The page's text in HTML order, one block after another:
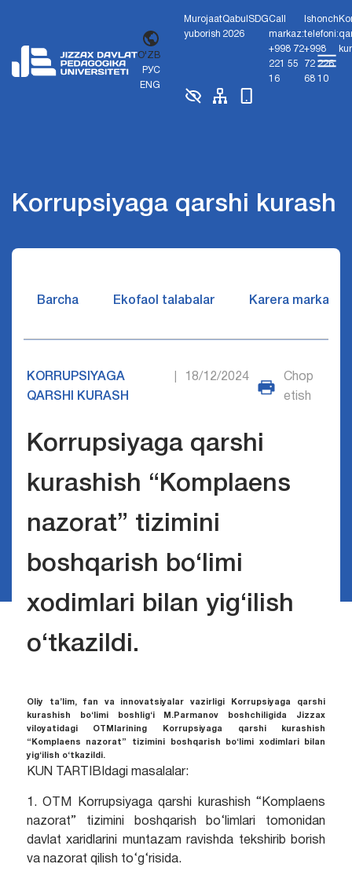
O'ZB
РУС
ENG
Murojaat
yuborish
Qabul
2026
SDGCall
markaz:
+998 72
221 55
16
Ishonch
telefoni:
+998
72 226
68 10
Korrupsiyaga qarshi kurash
Barcha Ekofaol talabalar Karera markazi
KORRUPSIYAGA
QARSHI KURASH
18/12/2024
Chop
etish
Korrupsiyaga qarshi
kurashish “Komplaens
nazorat” tizimini
boshqarish bo‘limi
xodimlari bilan yig‘ilish
o‘tkazildi.
Oliy ta’lim, fan va innovatsiyalar vazirligi Korrupsiyaga qarshi
kurashish bo‘limi boshlig‘i M.Parmanov boshchiligida Jizzax
viloyatidagi OTMlarining Korrupsiyaga qarshi kurashish
“Komplaens nazorat” tizimini boshqarish bo‘limi xodimlari bilan
yig‘ilish o‘tkazildi.
KUN TARTIBIdagi masalalar:
1. OTM Korrupsiyaga qarshi kurashish “Komplaens
nazorat” tizimini boshqarish bo‘limlari tomonidan
davlat xaridlarini muntazam ravishda tekshirib borish
va nazorat qilish to‘g‘risida.